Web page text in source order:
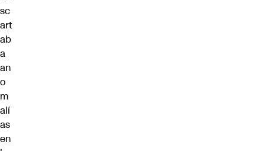
sc
art
ab
a
an
o
m
alí
as
en